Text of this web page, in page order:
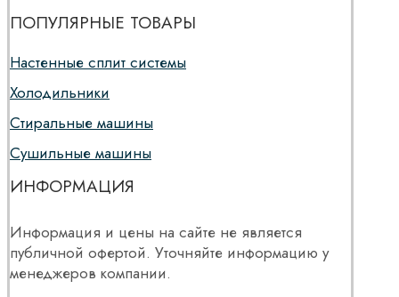
ПОПУЛЯРНЫЕ ТОВАРЫ
Настенные сплит системы
Холодильники
Стиральные машины
Сушильные машины
ИНФОРМАЦИЯ
Информация и цены на сайте не является
публичной офертой. Уточняйте информацию у
менеджеров компании.